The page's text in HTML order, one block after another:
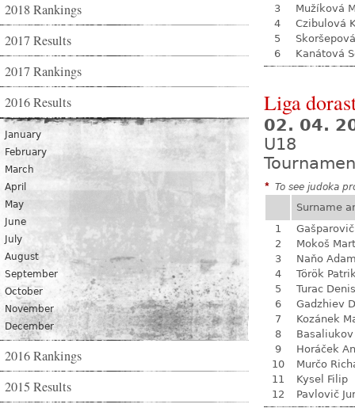
2018 Rankings
2017 Results
2017 Rankings
2016 Results
January
February
March
April
May
June
July
August
September
October
November
December
2016 Rankings
2015 Results
3
Mužíková
4
Czibulová
5
6
Kanátová
Liga
02. 04.
U18
* To see judoka
Surname
1
2
Mokoš
3
Naňo
4
Török
5
Turac Denis
6
Gadzhiev
7
Kozánek
8
9
Horáček
10
Murčo
11
Kysel Filip
12
Pavlovič